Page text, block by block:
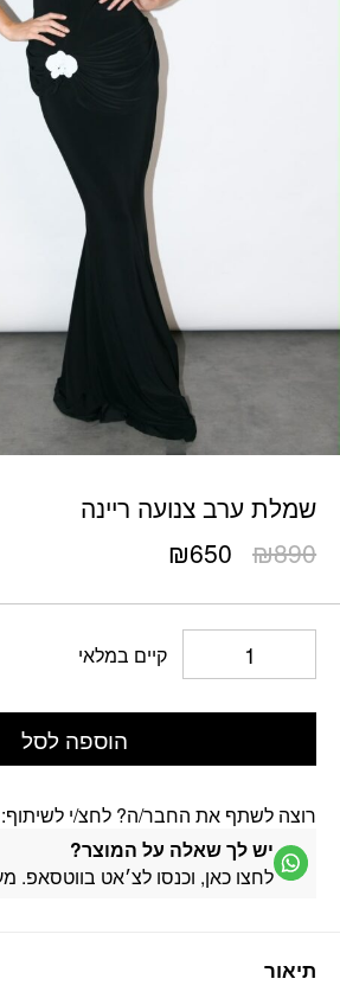
שמלת ערב צנועה ריינה
₪890
המחיר
היה:
₪650 המחיר
הוא:
₪650.
קיים במלאי
הוספה לסל
רוצה לשתף את החבר/ה? לחצ/י לשיתוף:
יש לך שאלה על המוצר?
לחצו כאן, וכנסו לצ׳אט בווטסאפ.
תיאור